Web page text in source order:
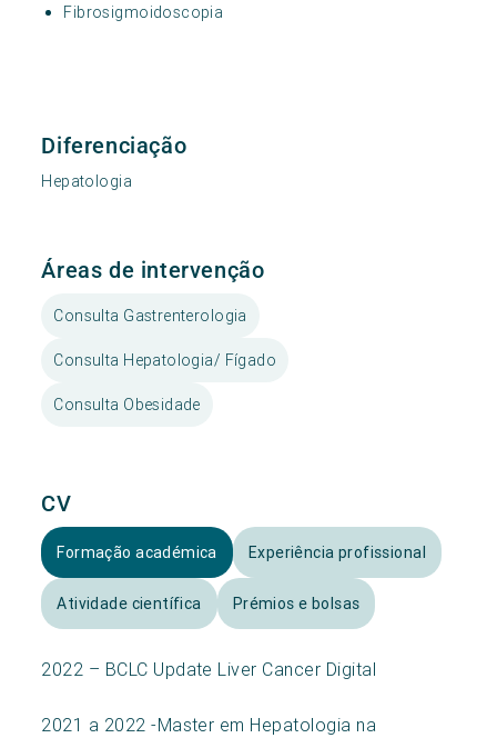
Fibrosigmoidoscopia
Diferenciação
Hepatologia
Áreas de intervenção
Consulta Gastrenterologia
Consulta Hepatologia/ Fígado
Consulta Obesidade
CV
Formação académica Experiência profissional
Atividade científica Prémios e bolsas
2022 – BCLC Update Liver Cancer Digital
2021 a 2022 -Master em Hepatologia na